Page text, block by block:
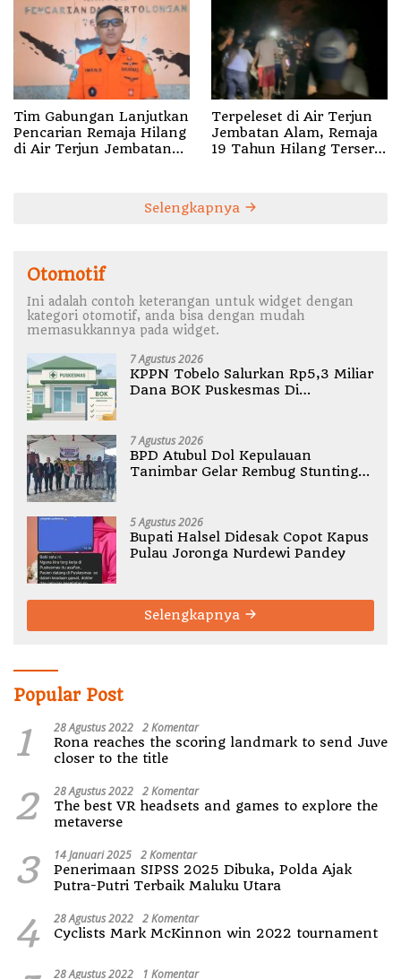
Tim Gabungan Lanjutkan
Pencarian Remaja Hilang
di Air Terjun Jembatan
Terpeleset di Air Terjun
Jembatan Alam, Remaja
19 Tahun Hilang Terseret
Selengkapnya
Otomotif
Ini adalah contoh keterangan untuk widget dengan
kategori otomotif, anda bisa dengan mudah
memasukkannya pada widget.
7 Agustus 2026
KPPN Tobelo Salurkan Rp5,3 Miliar
Dana BOK Puskesmas Di
7 Agustus 2026
BPD Atubul Dol Kepulauan
Tanimbar Gelar Rembug Stunting
5 Agustus 2026
Bupati Halsel Didesak Copot Kapus
Pulau Joronga Nurdewi Pandey
Selengkapnya
Popular Post
1 28 Agustus 2022 2 Komentar
Rona reaches the scoring landmark to send Juve
closer to the title
2 28 Agustus 2022 2 Komentar
The best VR headsets and games to explore the
metaverse
3 14 Januari 2025 2 Komentar
Penerimaan SIPSS 2025 Dibuka, Polda Ajak
Putra-Putri Terbaik Maluku Utara
4 28 Agustus 2022 2 Komentar
Cyclists Mark McKinnon win 2022 tournament
28 Agustus 2022 1 Komentar